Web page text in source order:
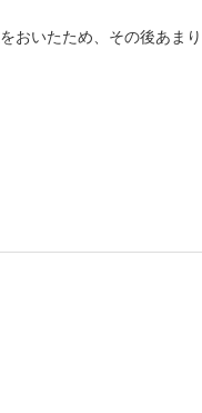
おいたため、その後あま